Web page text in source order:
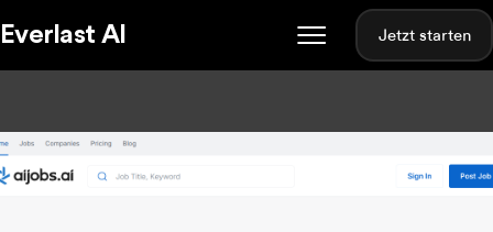
Everlast AI Jetzt starten